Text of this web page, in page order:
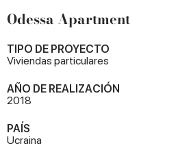
Odessa Apartment
TIPO DE PROYECTO
Viviendas particulares
AÑO DE REALIZACIÓN
2018
PAÍS
Ucraina